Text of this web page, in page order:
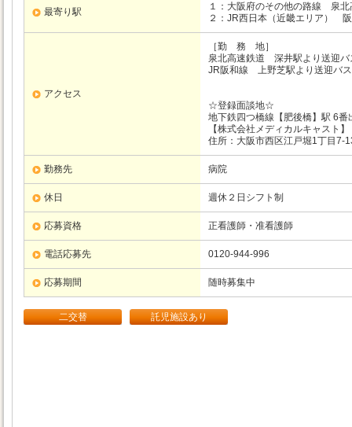
最寄り駅 １：大阪府のその他の路線
泉
２：JR西日本（近畿エリア）
アクセス
［勤 務 地］
泉北高速鉄道 深井駅より送迎バ
JR阪和線 上野芝駅より送迎バス
☆登録面談地☆
地下鉄四つ橋線【肥後橋】駅 6番
【株式会社メディカルキャスト】
住所：大阪市西区江戸堀1丁目7-
勤務先 病院
休日 週休２日シフト制
応募資格 正看護師・准看護師
電話応募先 0120-944-996
応募期間 随時募集中
二交替 託児施設あり